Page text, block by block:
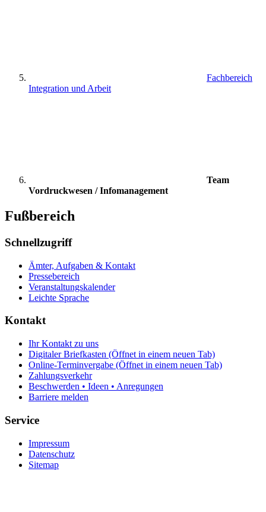
Fachbereich
Integration und Arbeit
Team
Vordruckwesen / Infomanagement
Fußbereich
Schnellzugriff
Ämter, Aufgaben & Kontakt
Pressebereich
Veranstaltungskalender
Leichte Sprache
Kontakt
Ihr Kontakt zu uns
Digitaler Briefkasten (Öffnet in einem neuen Tab)
Online-Terminvergabe (Öffnet in einem neuen Tab)
Zahlungsverkehr
Beschwerden • Ideen • Anregungen
Barriere melden
Service
Impressum
Datenschutz
Sitemap